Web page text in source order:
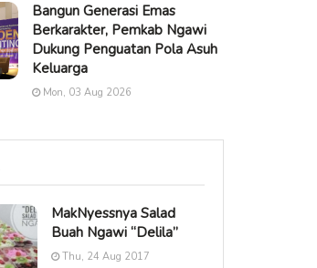
Bangun Generasi Emas
Berkarakter, Pemkab Ngawi
Dukung Penguatan Pola Asuh
Keluarga
Mon, 03 Aug 2026
MakNyessnya Salad
Buah Ngawi “Delila”
Thu, 24 Aug 2017